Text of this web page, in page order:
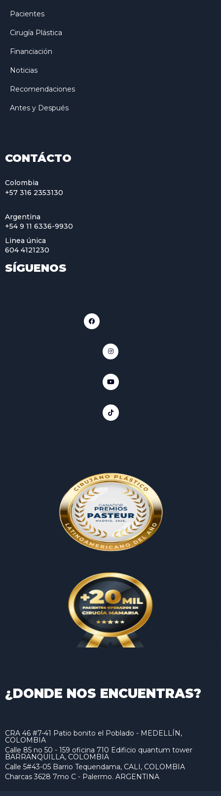
Pacientes
Cirugía Plástica
Financiación
Noticias
Recomendaciones
Antes y Después
CONTÁCTO
Colombia
+57 316 2353130
Argentina
+54 9 11 6336-9930
Linea única
604 4121230
SÍGUENOS
¿DONDE NOS ENCUENTRAS?
CRA 46 #7-41 Patio bonito el Poblado - MEDELLÍN,
COLOMBIA
Calle 85 no 50 - 159 oficina 710 Edificio quantum tower
BARRANQUILLA, COLOMBIA
Calle 5#43-05 Barrio Tequendama, CALI, COLOMBIA
Charcas 3628 7mo C - Palermo. ARGENTINA